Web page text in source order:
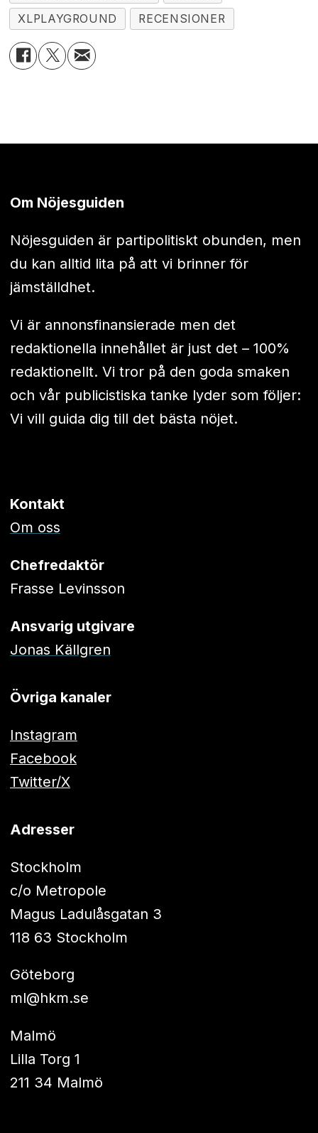
XLPLAYGROUND
RECENSIONER
Om Nöjesguiden
Nöjesguiden är partipolitiskt obunden, men
du kan alltid lita på att vi brinner för
jämställdhet.
Vi är annonsfinansierade men det
redaktionella innehållet är just det – 100%
redaktionellt. Vi tror på den goda smaken
och vår publicistiska tanke lyder som följer:
Vi vill guida dig till det bästa nöjet.
Kontakt
Om oss
Chefredaktör
Frasse Levinsson
Ansvarig utgivare
Jonas Källgren
Övriga kanaler
Instagram
Facebook
Twitter/X
Adresser
Stockholm
c/o Metropole
Magus Ladulåsgatan 3
118 63 Stockholm
Göteborg
ml@hkm.se
Malmö
Lilla Torg 1
211 34 Malmö